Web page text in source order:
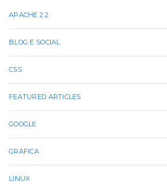
APACHE 2.2
BLOG E SOCIAL
CSS
FEATURED ARTICLES
GOOGLE
GRAFICA
LINUX